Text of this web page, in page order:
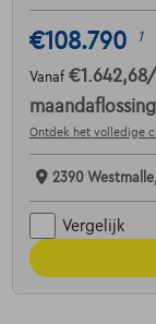
€108.790 1
Vanaf €1.642,68/
Ontdek het volledige
2390 Westmalle,
Vergelijk